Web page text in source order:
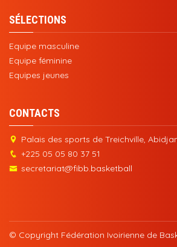
SÉLECTIONS
Equipe masculine
Equipe féminine
Equipes jeunes
CONTACTS
Palais des sports de Treichville,
+225 05 05 80 37 51
secretariat@fibb.basketball
© Copyright Fédération Ivoirienne de